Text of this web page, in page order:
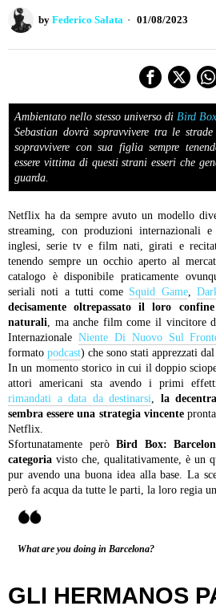
by Federico Salata 01/08/2023
Ambientato nello stesso universo di Bird Box
Sebastian dovrà sopravvivere tra le
sopravvivere con sua figlia sempre
essere vittima di questi strani esseri che
guarda.
Netflix ha da sempre avuto un modello
streaming, con produzioni internazionali
inglesi, serie tv e film nati, girati e
tenendo sempre un occhio aperto al
catalogo è disponibile praticamente
seriali noti a tutti come Squid Game,
decisamente oltrepassato il loro
naturali, ma anche film come il vincitore
Internazionale Niente Di Nuovo Sul
formato podcast) che sono stati apprezzati
In un momento storico in cui il doppio
attori americani sta avendo i primi
rimandati a data da destinarsi, la
sembra essere una strategia vincente
Netflix.
Sfortunatamente peròBird Box:
categoria visto che, qualitativamente, è un
pur avendo una buona idea alla base. La
però fa acqua da tutte le parti, la loro regia
What are you doing in Barcelona?
GLI HERMANOS